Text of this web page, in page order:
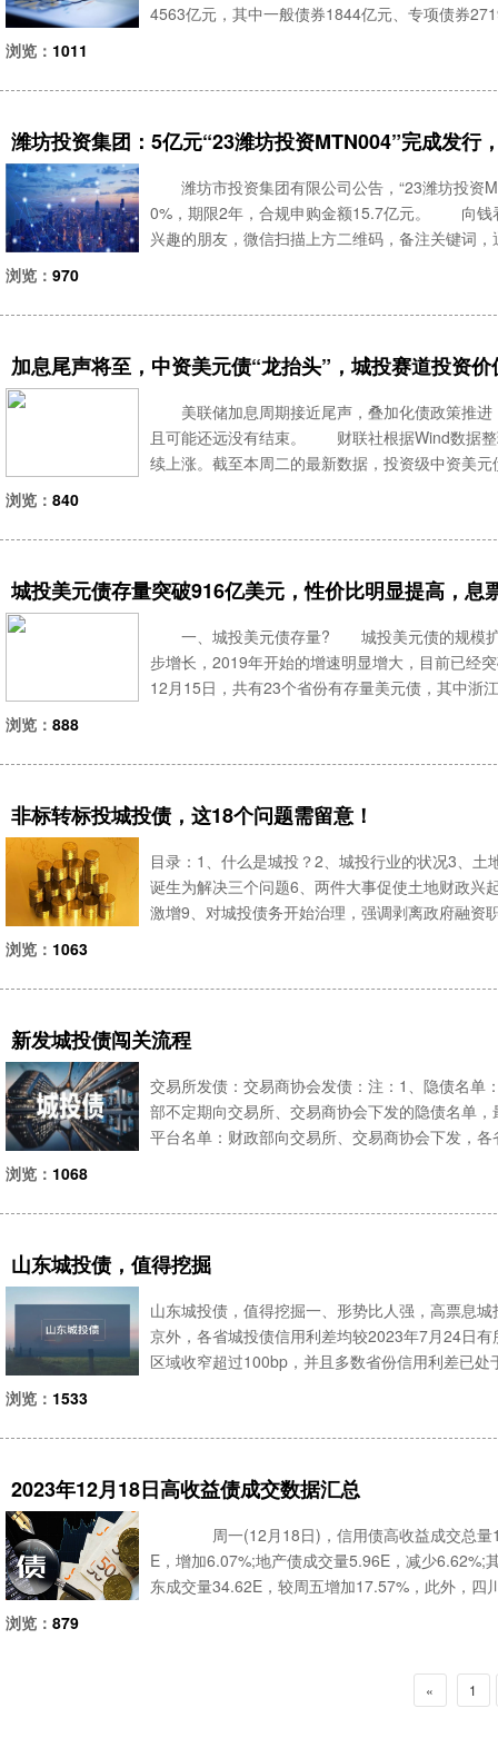
4563亿元，其中一般债券1844亿元、专项债券
浏览： 1011
潍坊投资集团：5亿元“23潍坊投资MTN004”完成发行
潍坊市投资集团有限公司公告，“23潍坊投资
0%，期限2年，合规申购金额15.7亿元。 向钱
兴趣的朋友，微信扫描上方二维码，备注关键词
浏览： 970
加息尾声将至，中资美元债“龙抬头”，城投赛道投资价
美联储加息周期接近尾声，叠加化债政策推进
且可能还远没有结束。 财联社根据Wind数据整理，11月以来，
续上涨。截至本周二的最新数据，投资级中资美
浏览： 840
城投美元债存量突破916亿美元，性价比明显提高，息
一、城投美元债存量? 城投美元债的规模扩
步增长，2019年开始的增速明显增大，目前
12月15日，共有23个省份有存量美元债，其中浙
浏览： 888
非标转标投城投债，这18个问题需留意！
目录：1、什么是城投？2、城投行业的状况3、
诞生为解决三个问题6、两件大事促使土地财政兴
激增9、对城投债务开始治理，强调剥离政府融资
浏览： 1063
新发城投债闯关流程
交易所发债：交易商协会发债：注：1、隐债名
部不定期向交易所、交易商协会下发的隐债名单
平台名单：财政部向交易所、交易商协会下发，
浏览： 1068
山东城投债，值得挖掘
山东城投债，值得挖掘一、形势比人强，高票息
京外，各省城投债信用利差均较2023年7月24日
区域收窄超过100bp，并且多数省份信用利差已
浏览： 1533
2023年12月18日高收益债成交数据汇总
周一(12月18日)，信用债高收益成交总量
E，增加6.07%;地产债成交量5.96E，减少
东成交量34.62E，较周五增加17.57%，此外，
浏览： 879
« 1